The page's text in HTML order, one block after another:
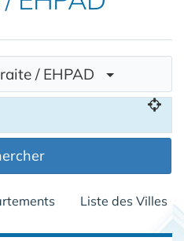
/ EHPAD
Liste des Villes